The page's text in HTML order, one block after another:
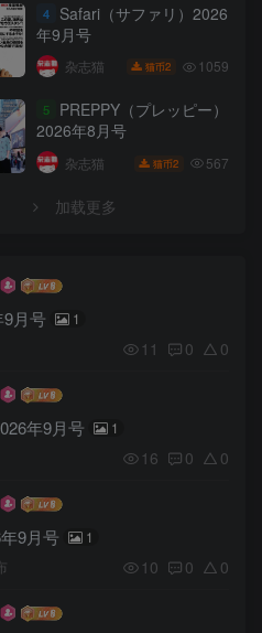
4
Safari（サファリ）2026
年9月号
杂志猫 猫币2 1059
5
PREPPY（プレッピー）
2026年8月号
杂志猫 猫币2 567
加载更多
9月号 1
11 0 0
年9月号 1
16 0 0
9月号 1
10 0 0